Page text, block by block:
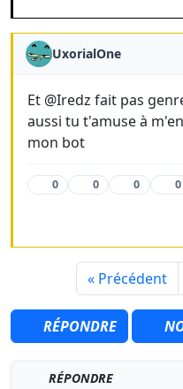
UxorialOne
Et @Iredz fait pas
aussi tu t'amuse à
mon bot
0 0 0 0
« Précédent
RÉPONDRE
RÉPONDRE